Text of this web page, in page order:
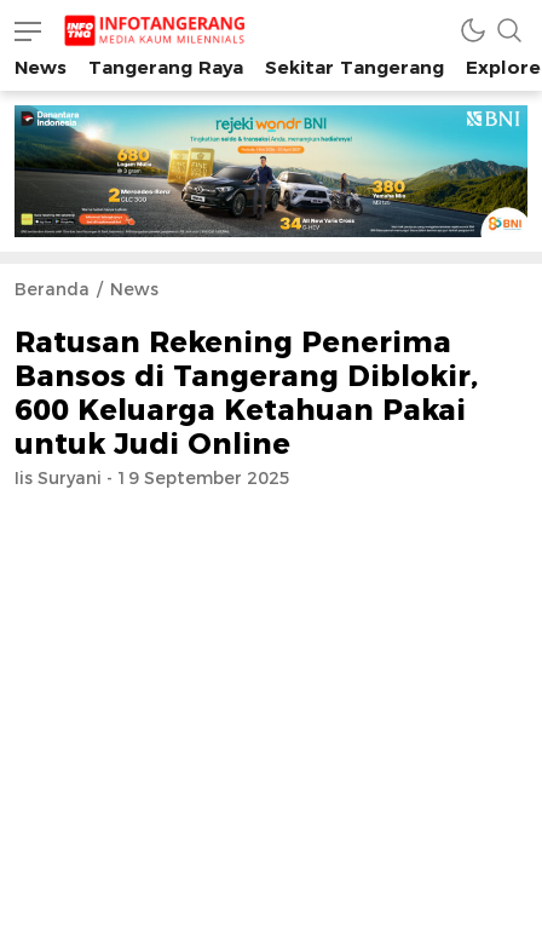
INFO TANGERANG
Media Kaum Millenials Tangerang Raya
News Tangerang Raya Sekitar Tangerang
Beranda News
Ratusan Rekening Penerima
Bansos di Tangerang Diblokir,
600 Keluarga Ketahuan Pakai
untuk Judi Online
Iis Suryani - 19 September 2025